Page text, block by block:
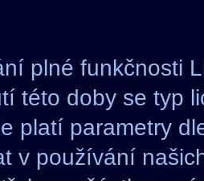
plné funkčnosti
této doby se typ
platí parametry
v používání